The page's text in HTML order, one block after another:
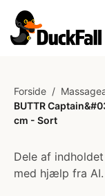
Forside /
BUTTR
cm - Sort
Dele af
med hjælp fra AI.